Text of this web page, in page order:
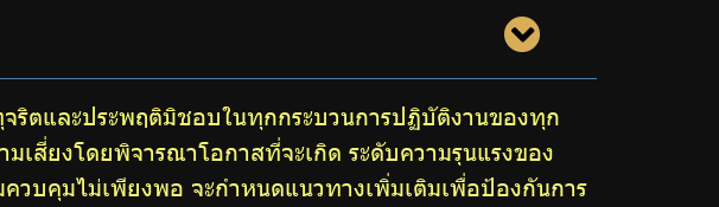
ริตและประพฤติมิชอบในทุกกระบวนการปฏิบัติงานของทุก
เสี่ยงโดยพิจารณาโอกาสที่จะเกิด ระดับความรุนแรงของ
วบคุมไม่เพียงพอ จะกำหนดแนวทางเพิ่มเติมเพื่อป้องกันการ